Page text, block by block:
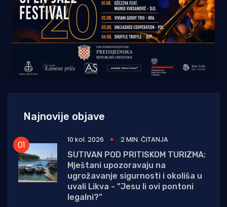
Najnovije objave
10 kol. 2026
2 MIN. ČITANJA
SUTIVAN POD PRITISKOM TURIZMA:
Mještani upozoravaju na
ugrožavanje sigurnosti i okoliša u
uvali Likva - "Jesu li ovi pontoni
legalni?"